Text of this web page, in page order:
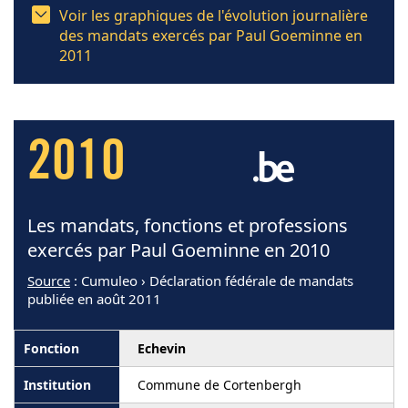
Voir les graphiques de l'évolution journalière
des mandats exercés par Paul Goeminne en
2011
2010
Les mandats, fonctions et professions
exercés par Paul Goeminne en 2010
Source : Cumuleo › Déclaration fédérale de mandats
publiée en août 2011
Echevin
Commune de Cortenbergh